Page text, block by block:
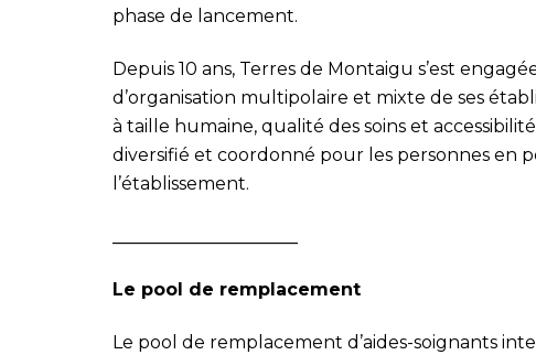
phase de lancement.
Depuis 10 ans, Terres de Montaigu s’est
d’organisation multipolaire et mixte de ses
à taille humaine, qualité des soins et
diversifié et coordonné pour les personnes en
l’établissement.
Le pool de remplacement
Le pool de remplacement d’aides-soignants